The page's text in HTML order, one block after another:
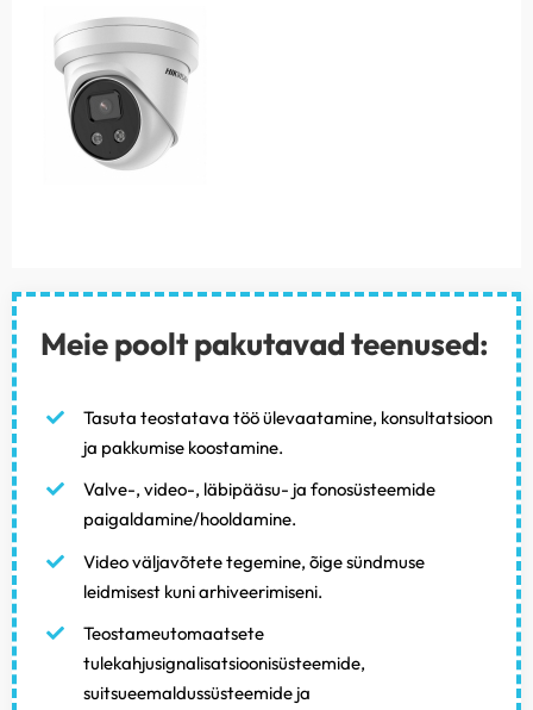
Meie poolt pakutavad teenused:
Tasuta teostatava töö ülevaatamine, konsultatsioon
ja pakkumise koostamine.
Valve-, video-, läbipääsu- ja fonosüsteemide
paigaldamine/hooldamine.
Video väljavõtete tegemine, õige sündmuse
leidmisest kuni arhiveerimiseni.
Teostameutomaatsete
tulekahjusignalisatsioonisüsteemide,
suitsueemaldussüsteemide ja